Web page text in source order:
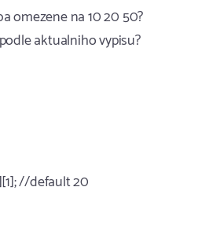
omezene na 10 20 50?
aktualniho vypisu?
//default 20